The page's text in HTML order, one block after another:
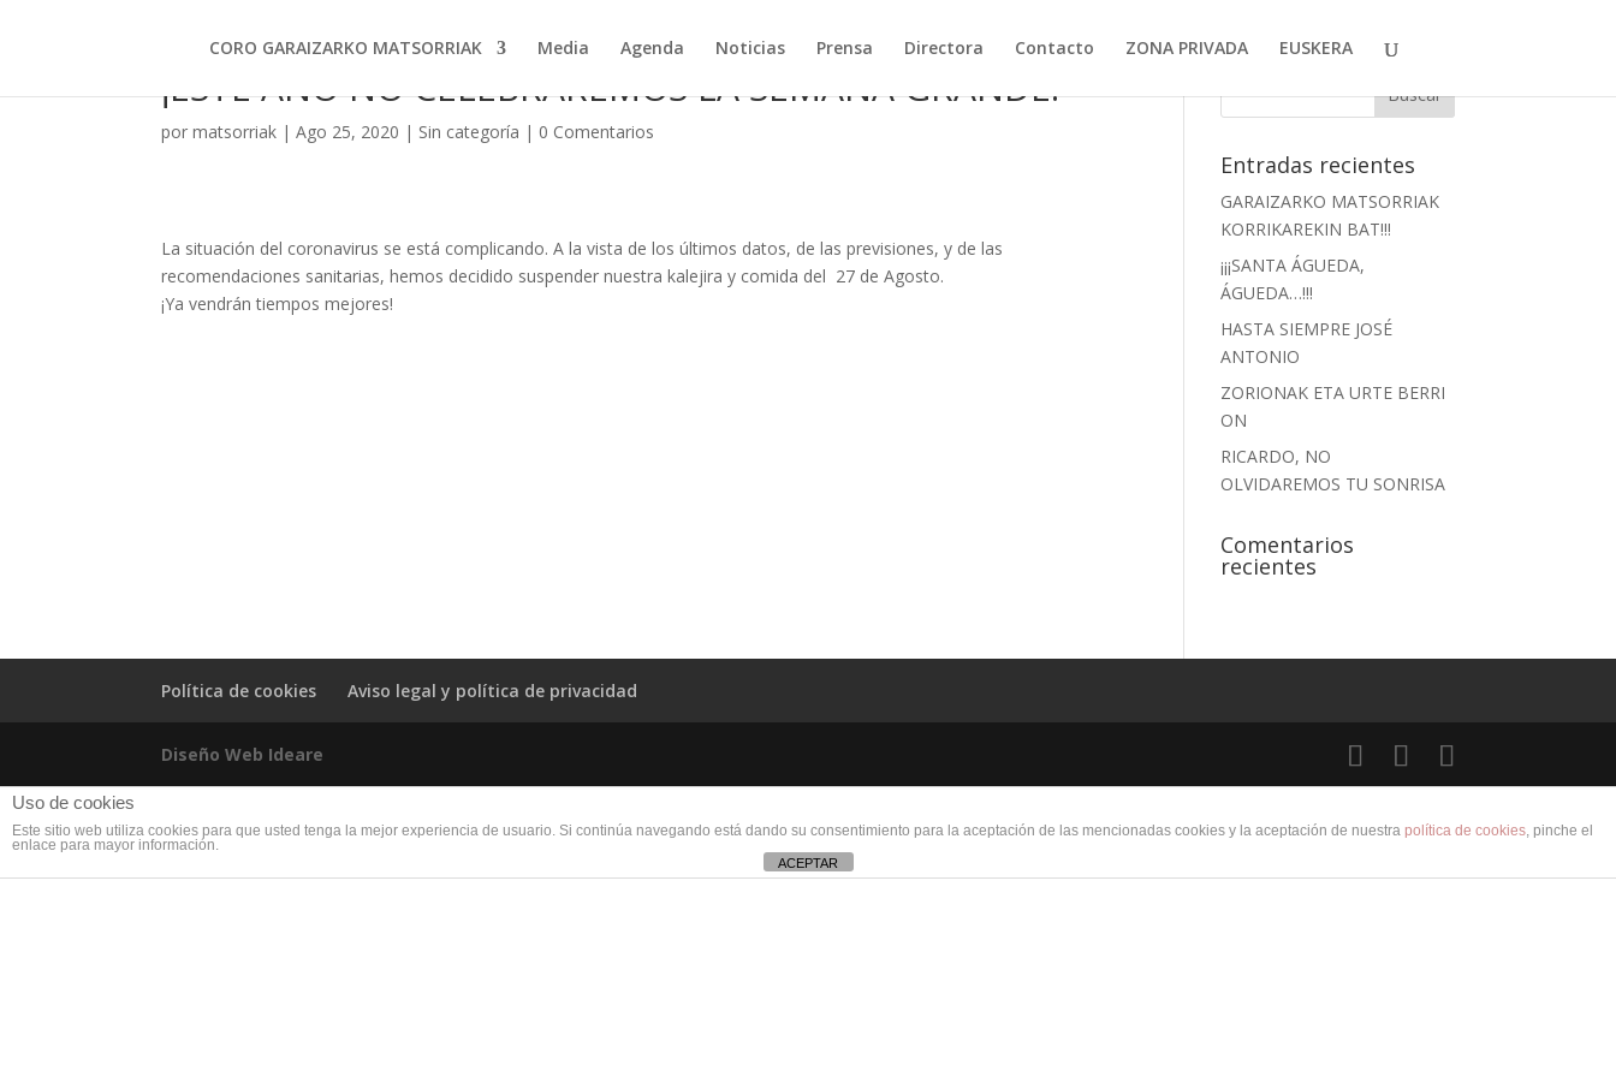
CORO GARAIZARKO MATSORRIAK Media Agenda Noticias Prensa Directora Contacto ZONA PRIVADA EUSKERA
¡ESTE AÑO NO CELEBRAREMOS LA SEMANA GRANDE!
pormatsorriak |Ago 25, 2020 | Sin categoría | 0 Comentarios
La situación del coronavirus se está complicando. A la vista de los últimos datos, de las previsiones, y de las
recomendaciones sanitarias, hemos decidido suspender nuestra kalejira y comida del 27 de Agosto.
¡Ya vendrán tiempos mejores!
Entradas recientes
GARAIZARKO MATSORRIAK
KORRIKAREKIN BAT!!!
¡¡¡SANTA ÁGUEDA,
ÁGUEDA…!!!
HASTA SIEMPRE JOSÉ
ANTONIO
ZORIONAK ETA URTE BERRI
ON
RICARDO, NO
OLVIDAREMOS TU SONRISA
Comentarios
recientes
Política de cookies Aviso legal y política de privacidad
Diseño Web Ideare
Uso de cookies
Este sitio web utiliza cookies para que usted tenga la mejor experiencia de usuario. Si continúa navegando está dando su consentimiento para la aceptación de las mencionadas cookies y la aceptación de nuestra política de cookies, pinche el
enlace para mayor información.
ACEPTAR